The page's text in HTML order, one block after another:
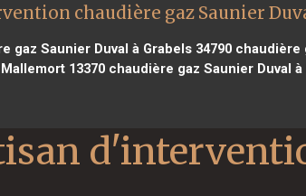
chaudière gaz Saunier
gaz Saunier Duval à Grabels 34790 chaudière
13370chaudière gaz Saunier Duval à